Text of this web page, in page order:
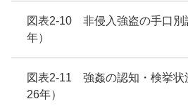
図表2-10 非侵入強盗の手口別
年）
図表2-11 強姦の認知・検挙状
26年）